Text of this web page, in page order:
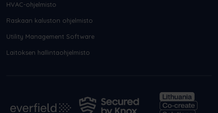
HVAC-ohjelmisto
Raskaan kaluston ohjelmisto
Utility Management Software
Laitoksen hallintaohjelmisto